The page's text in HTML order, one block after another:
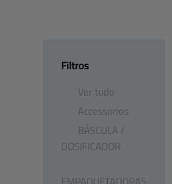
Filtros
Ver todo
Accessorios
BÁSCULA ​/​
DOSIFICADOR